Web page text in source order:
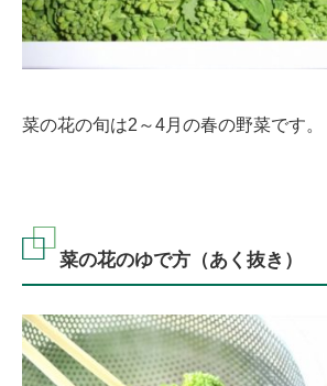
菜の花の旬は2～4月の春の野菜です。
菜の花のゆで方（あく抜き）